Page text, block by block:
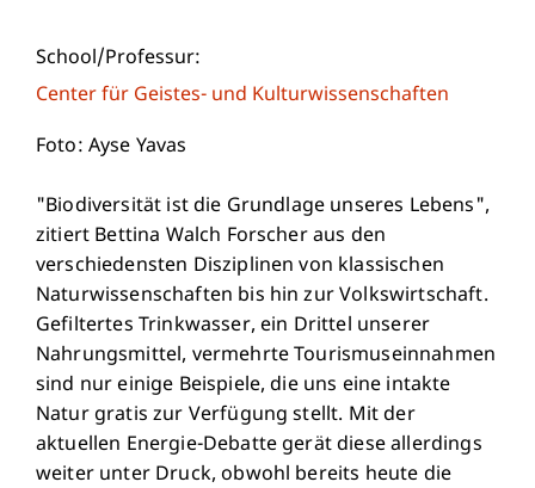
School/Professur:
Center für Geistes- und Kulturwissenschaften
Foto: Ayse Yavas
"Biodiversität ist die Grundlage unseres Lebens",
zitiert Bettina Walch Forscher aus den
verschiedensten Disziplinen von klassischen
Naturwissenschaften bis hin zur Volkswirtschaft.
Gefiltertes Trinkwasser, ein Drittel unserer
Nahrungsmittel, vermehrte Tourismuseinnahmen
sind nur einige Beispiele, die uns eine intakte
Natur gratis zur Verfügung stellt. Mit der
aktuellen Energie-Debatte gerät diese allerdings
weiter unter Druck, obwohl bereits heute die